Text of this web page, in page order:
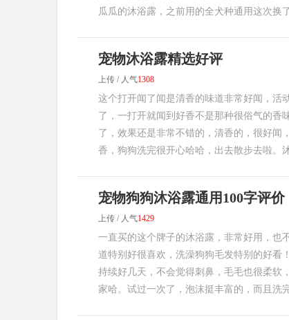
瓜瓜的沐浴露，之前用的全犬种通用这次换
宠物沐浴露精选好评
上传 / 人气1308
这个打开闻了闻是清香的味道非常好闻，活
了，一打开就闻到好香不是那种很俗气的香
了，效果还是非常不错的，清香的，很好闻
香，狗狗洗完很开心哈哈，出去散步去啦。
宠物狗狗沐浴露通用100字评价
上传 / 人气1429
一直买的这个牌子的沐浴露，非常好用，也
道特别好很喜欢，洗澡狗狗毛发特别的好看
持续好几天，不会觉得刺鼻，毛毛也很柔软
家哈。试过一次了，泡沫挺丰富的，而且洗